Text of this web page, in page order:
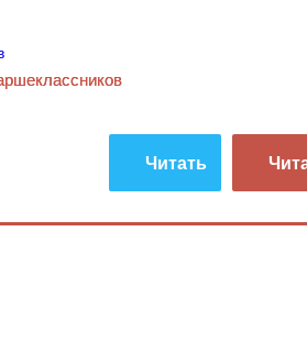
Читать